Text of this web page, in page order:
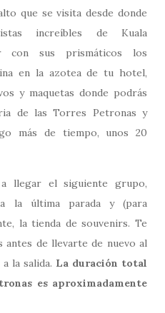
que se visita desde donde
increíbles de Kuala
con sus prismáticos los
en la azotea de tu hotel,
y maquetas donde podrás
de las Torres Petronas y
más de tiempo, unos 20
a llegar el siguiente grupo,
la última parada y (para
la tienda de souvenirs. Te
antes de llevarte de nuevo al
la salida. La duración total
es aproximadamente